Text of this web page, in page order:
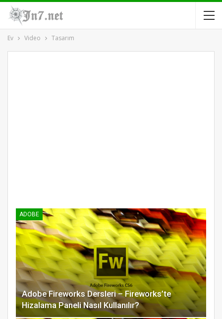
Ev Video Tasarım
ADOBE
Adobe Fireworks Dersleri – Fireworks’te
Hizalama Paneli Nasıl Kullanılır?